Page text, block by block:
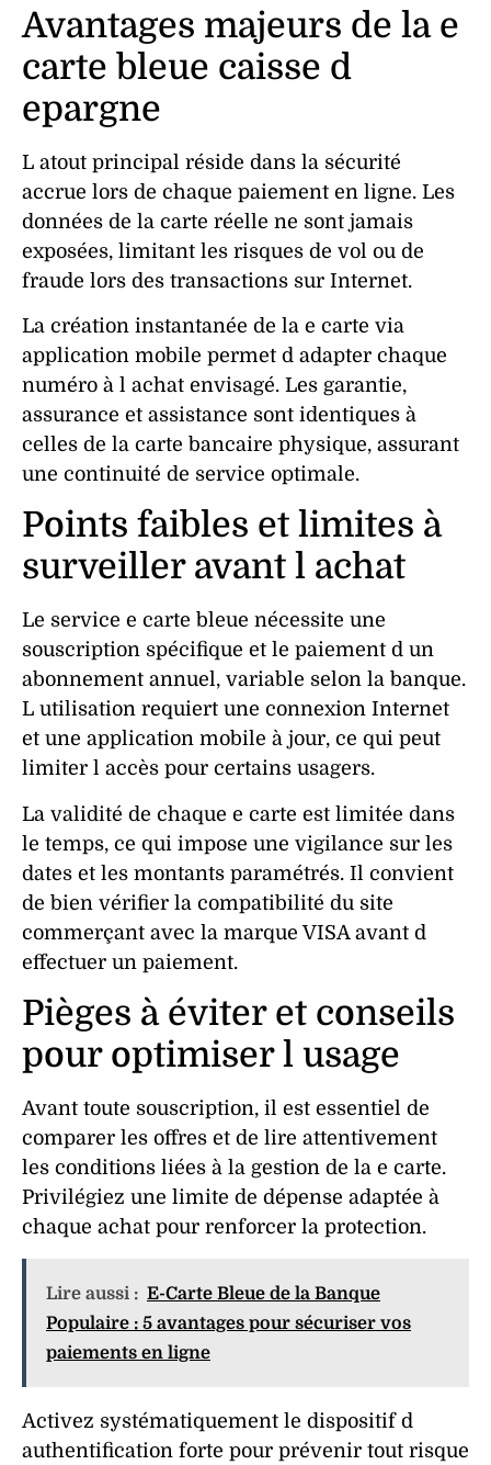
Avantages majeurs de la e
carte bleue caisse d
epargne
L atout principal réside dans la sécurité
accrue lors de chaque paiement en ligne. Les
données de la carte réelle ne sont jamais
exposées, limitant les risques de vol ou de
fraude lors des transactions sur Internet.
La création instantanée de la e carte via
application mobile permet d adapter chaque
numéro à l achat envisagé. Les garantie,
assurance et assistance sont identiques à
celles de la carte bancaire physique, assurant
une continuité de service optimale.
Points faibles et limites à
surveiller avant l achat
Le service e carte bleue nécessite une
souscription spécifique et le paiement d un
abonnement annuel, variable selon la banque.
L utilisation requiert une connexion Internet
et une application mobile à jour, ce qui peut
limiter l accès pour certains usagers.
La validité de chaque e carte est limitée dans
le temps, ce qui impose une vigilance sur les
dates et les montants paramétrés. Il convient
de bien vérifier la compatibilité du site
commerçant avec la marque VISA avant d
effectuer un paiement.
Pièges à éviter et conseils
pour optimiser l usage
Avant toute souscription, il est essentiel de
comparer les offres et de lire attentivement
les conditions liées à la gestion de la e carte.
Privilégiez une limite de dépense adaptée à
chaque achat pour renforcer la protection.
Lire aussi : E-Carte Bleue de la Banque
Populaire : 5 avantages pour sécuriser vos
paiements en ligne
Activez systématiquement le dispositifd
authentification forte pour prévenir tout risque